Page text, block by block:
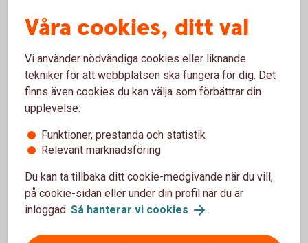
2 procent av ditt sparande går till välgörande
ändamål.
Swedbank Humanfond
Mer information
Fondtyper - lär dig mer om olika typer av fonder
Våra cookies, ditt val
Vi använder nödvändiga cookies eller liknande
tekniker för att webbplatsen ska fungera för dig. Det
finns även cookies du kan välja som förbättrar din
upplevelse:
Funktioner, prestanda och statistik
Relevant marknadsföring
Du kan ta tillbaka ditt cookie-medgivande när du vill,
på cookie-sidan eller under din profil när du är
inloggad. Så hanterar vi cookies .